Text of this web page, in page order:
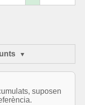
suposen